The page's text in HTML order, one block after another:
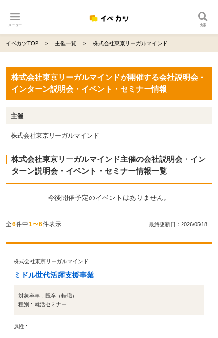
メニュー 検索
イベカツTOP 主催一覧 株式会社東京リーガルマインド
株式会社東京リーガルマインドが開催する会社説明会・
インターン説明会・イベント・セミナー情報
主催
株式会社東京リーガルマインド
株式会社東京リーガルマインド主催の会社説明会・イン
ターン説明会・イベント・セミナー情報一覧
今後開催予定のイベントはありません。
全6件中1〜6件表示 最終更新日：2026/05/18
株式会社東京リーガルマインド
ミドル世代活躍支援事業
対象卒年 : 既卒（転職）
種別 : 就活セミナー
属性 :